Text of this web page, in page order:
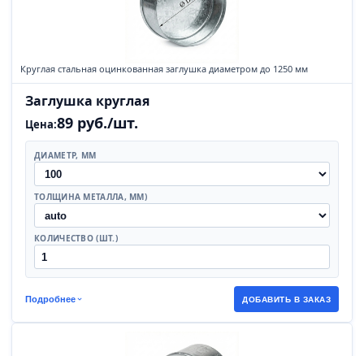
Круглая стальная оцинкованная заглушка диаметром до 1250 мм
Заглушка круглая
Цена:89 руб./шт.
ДИАМЕТР, ММ
ТОЛЩИНА МЕТАЛЛА, ММ)
КОЛИЧЕСТВО (ШТ.)
Подробнее ДОБАВИТЬ В ЗАКАЗ